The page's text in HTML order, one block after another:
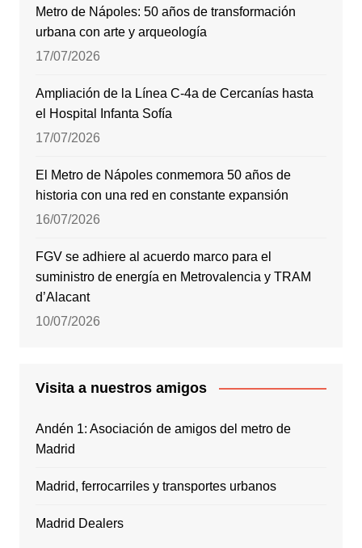
Metro de Nápoles: 50 años de transformación
urbana con arte y arqueología
17/07/2026
Ampliación de la Línea C-4a de Cercanías hasta
el Hospital Infanta Sofía
17/07/2026
El Metro de Nápoles conmemora 50 años de
historia con una red en constante expansión
16/07/2026
FGV se adhiere al acuerdo marco para el
suministro de energía en Metrovalencia y TRAM
d’Alacant
10/07/2026
Visita a nuestros amigos
Andén 1: Asociación de amigos del metro de
Madrid
Madrid, ferrocarriles y transportes urbanos
Madrid Dealers